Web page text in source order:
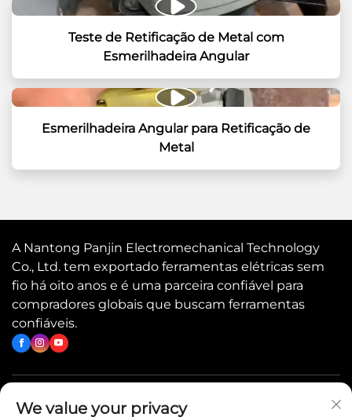
Teste de Retificação de Metal com
Esmerilhadeira Angular
Esmerilhadeira Angular para Retificação de
Metal
A Nantong Panjin Electromechanical Technology
Co., Ltd. tem exportado ferramentas elétricas sem
fio há oito anos e é uma parceira confiável para
compradores globais que buscam ferramentas
confiáveis.
Links rápidos
We value your privacy